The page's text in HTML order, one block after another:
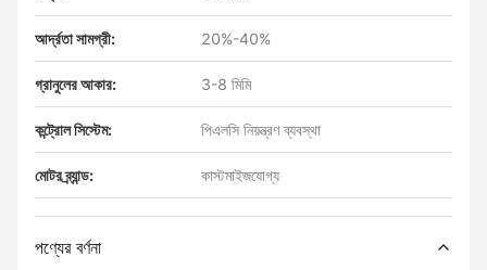
আর্দ্রতা সামগ্রী: 20%-40%
গ্রানুলের আকার: 3-8 মিমি
কন্ট্রোল সিস্টেম: পিএলসি নিয়ন্ত্রণ ব্যবস্থা
মোটর ব্র্যান্ড: কাস্টমাইজযোগ্য
পণ্যের বর্ণনা